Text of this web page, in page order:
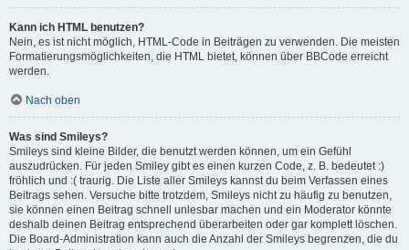
Kann ich HTML benutzen?
Nein, es ist nicht möglich, HTML-Code in Beiträgen zu verwenden. Die meisten
Formatierungsmöglichkeiten, die HTML bietet, können über BBCode erreicht
werden.
Nach oben
Was sind Smileys?
Smileys sind kleine Bilder, die benutzt werden können, um ein Gefühl
auszudrücken. Für jeden Smiley gibt es einen kurzen Code, z. B. bedeutet :)
fröhlich und :( traurig. Die Liste aller Smileys kannst du beim Verfassen eines
Beitrags sehen. Versuche bitte trotzdem, Smileys nicht zu häufig zu benutzen,
sie können einen Beitrag schnell unlesbar machen und ein Moderator könnte
deshalb deinen Beitrag entsprechend überarbeiten oder gar komplett löschen.
Die Board-Administration kann auch die Anzahl der Smileys begrenzen, die du